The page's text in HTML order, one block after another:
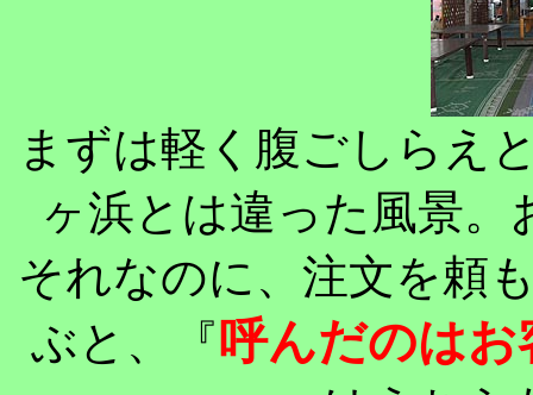
まずは軽く腹ごしらえ
ヶ浜とは違った風景
それなのに、注文を頼
ぶと、『呼んだのはお